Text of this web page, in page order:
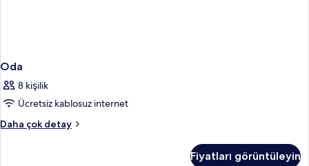
Oda
8 kişilik
Ücretsiz kablosuz internet
Daha çok detay
Oda
Fiyatları görüntüleyin